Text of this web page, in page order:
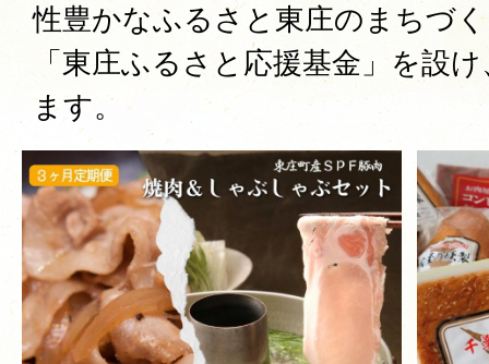
性豊かなふるさと東庄のまちづ
「東庄ふるさと応援基金」を設
ます。